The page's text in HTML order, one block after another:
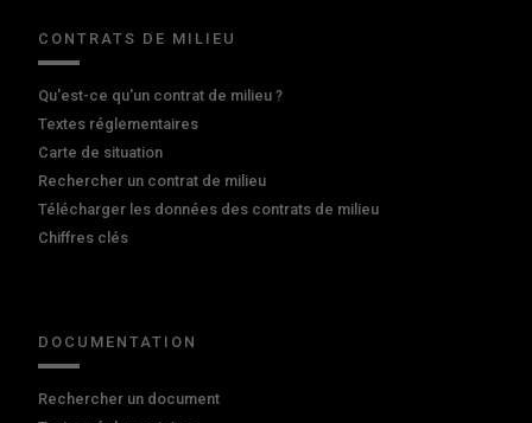
CONTRATS DE MILIEU
Qu'est-ce qu'un contrat de milieu ?
Textes réglementaires
Carte de situation
Rechercher un contrat de milieu
Télécharger les données des contrats de milieu
Chiffres clés
DOCUMENTATION
Rechercher un document